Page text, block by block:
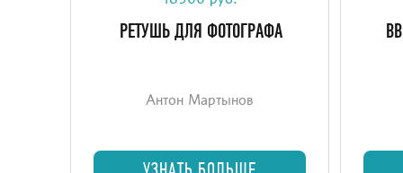
Lightroom Classic и Photoshop 2026.
РЕТУШЬ ДЛЯ ФОТОГРАФА
Антон Мартынов